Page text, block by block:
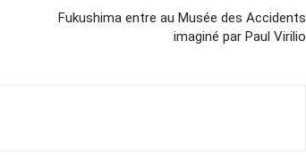
Fukushima entre au Musée des Accidents
imaginé par Paul Virilio